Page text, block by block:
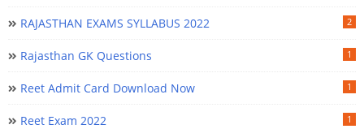
RAJASTHAN EXAMS SYLLABUS 2022 2
Rajasthan GK Questions 1
Reet Admit Card Download Now 1
Reet Exam 2022 1